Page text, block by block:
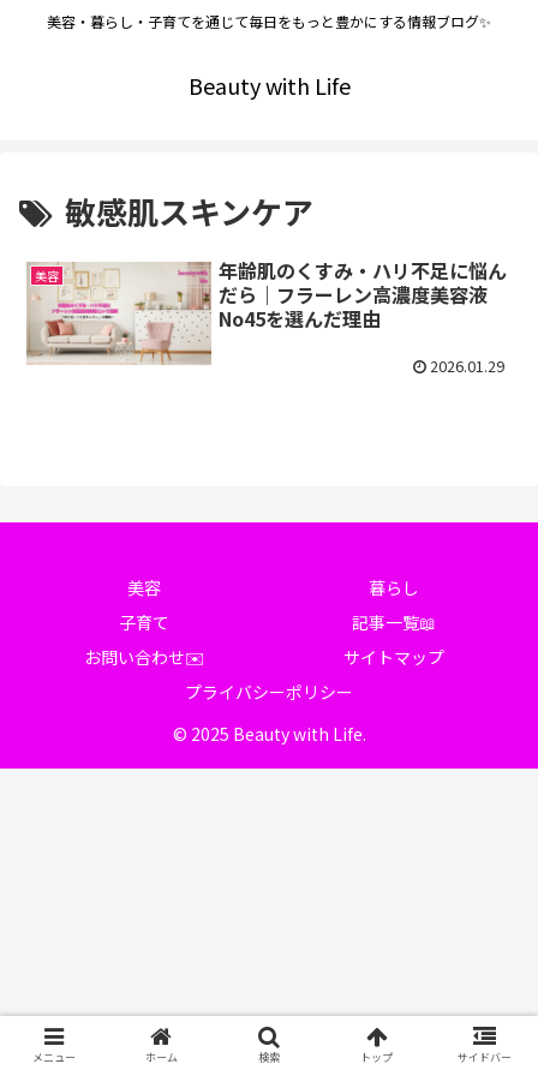
美容・暮らし・子育てを通じて毎日をもっと豊かにする情報ブログ✨
Beauty with Life
敏感肌スキンケア
美容
年齢肌のくすみ・ハリ不足に悩ん
だら｜フラーレン高濃度美容液
No45を選んだ理由
2026.01.29
美容
暮らし
子育て
記事一覧📖
お問い合わせ✉️
サイトマップ
プライバシーポリシー
© 2025 Beauty with Life.
メニュー ホーム 検索 トップ サイドバー